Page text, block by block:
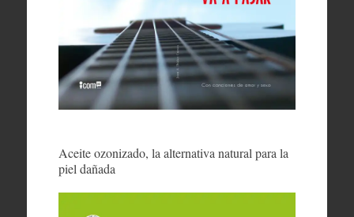
Aceite ozonizado, la alternativa natural para la
piel dañada